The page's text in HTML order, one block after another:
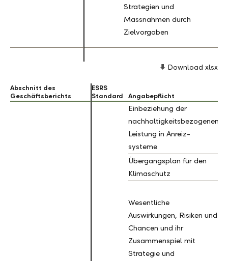
Strategien und
Massnahmen durch
Zielvorgaben
Download xlsx
Abschnitt des
Geschäftsberichts
ESRS
Standard
Angabepflicht
Einbeziehung der
nachhaltigkeitsbezogenen
Leistung in Anreiz-
systeme
Übergangsplan für den
Klimaschutz
Wesentliche
Auswirkungen, Risiken und
Chancen und ihr
Zusammenspiel mit
Strategie und
Abschnitt des
Geschäftsberichts